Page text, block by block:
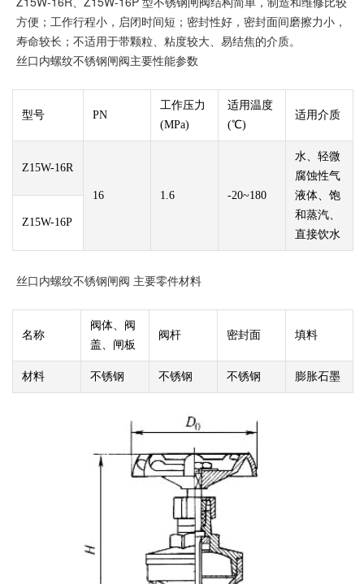
方便；工作行程小，启闭时间短；密封性好，密封面间磨擦力小，
寿命较长；不适用于带颗粒、粘度较大、易结焦的介质。
丝口内螺纹不锈钢闸阀主要性能参数
型号 PN
工作压力
(MPa)
适用温度
(℃)
适用介质
Z15W-16R
16 1.6 -20~180
水、轻微
腐蚀性气
液体、饱
和蒸汽、
直接饮水
Z15W-16P
丝口内螺纹不锈钢闸阀 主要零件材料
名称
阀体、阀
盖、闸板
阀杆 密封面 填料
材料 不锈钢 不锈钢 不锈钢 膨胀石墨